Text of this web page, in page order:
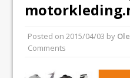
Posted on 2015/04/03 by
Comments